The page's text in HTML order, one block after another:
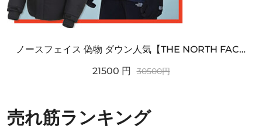
ノースフェイス 偽物 ダウン人気【THE NORTH FACE】M'S 7 SUMMIT HIM...
21500 円 30500円
売れ筋ランキング